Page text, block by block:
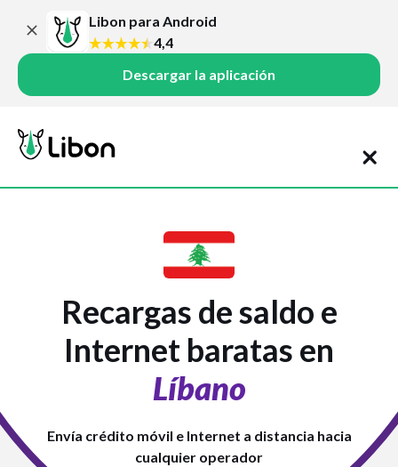
Libon para Android
4,4
Descargar la aplicación
Recargas de saldo e
Internet baratas en
Líbano
Envía crédito móvil e Internet a distancia hacia
cualquier operador